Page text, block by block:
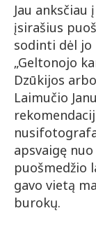
Jau anksčiau
įsirašius
sodinti dėl jo
„Geltonojo
Dzūkijos
Laimučio
apsvaigę
puošmedžio
gavo vietą
burokų.